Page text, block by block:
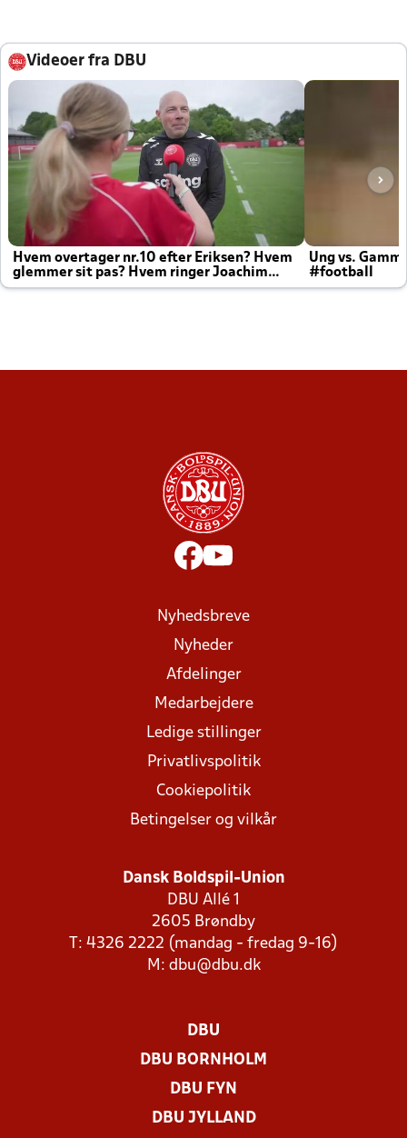
Videoer fra DBU
Hvem overtager nr.10 efter Eriksen? Hvem
glemmer sit pas? Hvem ringer Joachim
altid til efter kampe?
Ung vs.
#football
Nyhedsbreve
Nyheder
Afdelinger
Medarbejdere
Ledige stillinger
Privatlivspolitik
Cookiepolitik
Betingelser og vilkår
Dansk Boldspil-Union
DBU Allé 1
2605 Brøndby
T: 4326 2222 (mandag - fredag 9-16)
M: dbu@dbu.dk
DBU
DBU BORNHOLM
DBU FYN
DBU JYLLAND